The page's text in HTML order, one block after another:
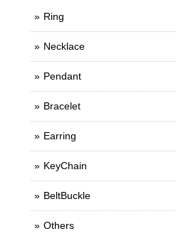
Ring
Necklace
Pendant
Bracelet
Earring
KeyChain
BeltBuckle
Others